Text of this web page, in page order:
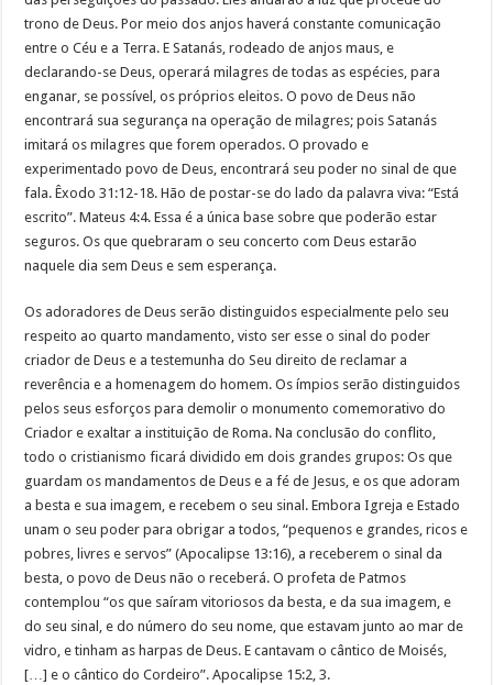
trono de Deus. Por meio dos anjos haverá constante comunicação
entre o Céu e a Terra. E Satanás, rodeado de anjos maus, e
declarando-se Deus, operará milagres de todas as espécies, para
enganar, se possível, os próprios eleitos. O povo de Deus não
encontrará sua segurança na operação de milagres; pois Satanás
imitará os milagres que forem operados. O provado e
experimentado povo de Deus, encontrará seu poder no sinal de que
fala. Êxodo 31:12-18. Hão de postar-se do lado da palavra viva: “Está
escrito”. Mateus 4:4. Essa é a única base sobre que poderão estar
seguros. Os que quebraram o seu concerto com Deus estarão
naquele dia sem Deus e sem esperança.
Os adoradores de Deus serão distinguidos especialmente pelo seu
respeito ao quarto mandamento, visto ser esse o sinal do poder
criador de Deus e a testemunha do Seu direito de reclamar a
reverência e a homenagem do homem. Os ímpios serão distinguidos
pelos seus esforços para demolir o monumento comemorativo do
Criador e exaltar a instituição de Roma. Na conclusão do conflito,
todo o cristianismo ficará dividido em dois grandes grupos: Os que
guardam os mandamentos de Deus e a fé de Jesus, e os que adoram
a besta e sua imagem, e recebem o seu sinal. Embora Igreja e Estado
unam o seu poder para obrigar a todos, “pequenos e grandes, ricos e
pobres, livres e servos” (Apocalipse 13:16), a receberem o sinal da
besta, o povo de Deus não o receberá. O profeta de Patmos
contemplou “os que saíram vitoriosos da besta, e da sua imagem, e
do seu sinal, e do número do seu nome, que estavam junto ao mar de
vidro, e tinham as harpas de Deus. E cantavam o cântico de Moisés,
[…] e o cântico do Cordeiro”. Apocalipse 15:2, 3.